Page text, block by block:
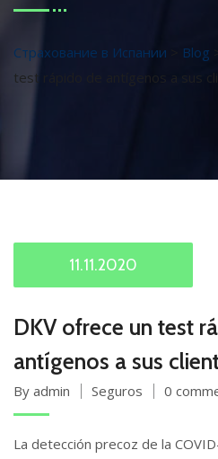
Страхование в Испании Blog
test rápido de antígenos a sus
11.11.2020
DKV ofrece un test
antígenos a sus
By admin Seguros 0
La detección precoz de la